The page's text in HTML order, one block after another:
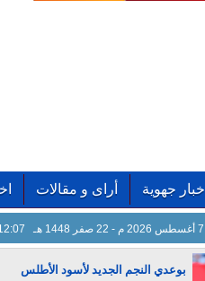
اخبار جهوية أراى و مقالات
بوعدي النجم الجديد لأسود الأطلس